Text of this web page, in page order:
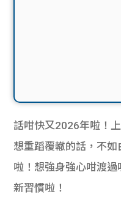
話咁快又2026年啦！
想重蹈覆轍的話，不
啦！想強身強心咁渡
新習慣啦！